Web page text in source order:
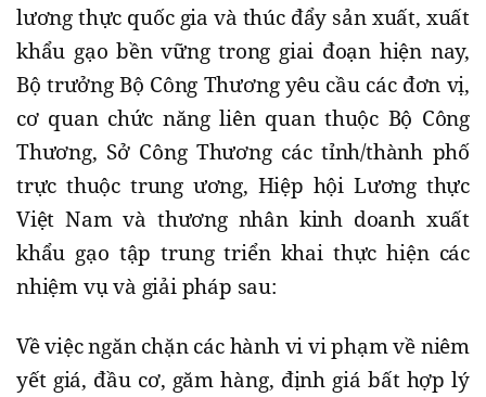
lương thực quốc gia và thúc đẩy sản xuất, xuất
khẩu gạo bền vững trong giai đoạn hiện nay,
Bộ trưởng Bộ Công Thương yêu cầu các đơn vị,
cơ quan chức năng liên quan thuộc Bộ Công
Thương, Sở Công Thương các tỉnh/thành phố
trực thuộc trung ương, Hiệp hội Lương thực
Việt Nam và thương nhân kinh doanh xuất
khẩu gạo tập trung triển khai thực hiện các
nhiệm vụ và giải pháp sau:
Về việc ngăn chặn các hành vi vi phạm về niêm
yết giá, đầu cơ, găm hàng, định giá bất hợp lý